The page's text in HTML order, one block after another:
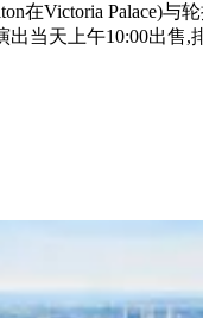
在Victoria
当天上午10:00出售,